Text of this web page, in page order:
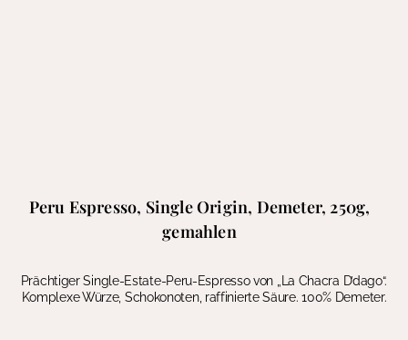
Peru Espresso, Single Origin, Demeter, 250g,
gemahlen
Prächtiger Single-Estate-Peru-Espresso von „La Chacra D’dago“.
Komplexe Würze, Schokonoten, raffinierte Säure. 100% Demeter.